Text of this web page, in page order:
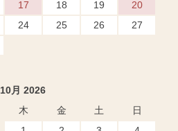
17 18 19
20
24 25 26
27
10月 2026
木 金 土
日